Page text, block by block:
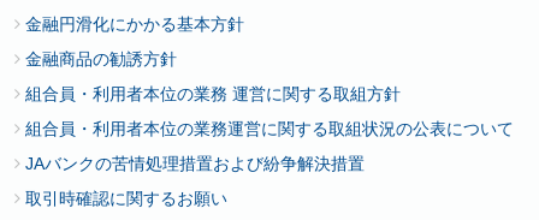
⑤本人確認のための情報
示等を受けた運転免許証、パスポート、住民票の写し
または記載事項証明書等により得た本人・資格確認の
ための情報（センシティブ情報を除く）。
金融円滑化にかかる基本方針
金融商品の勧誘方針
組合員・利用者本位の業務 運営に関する取組方針
組合員・利用者本位の業務運営に関する取組状況の公表について
JAバンクの苦情処理措置および紛争解決措置
取引時確認に関するお願い